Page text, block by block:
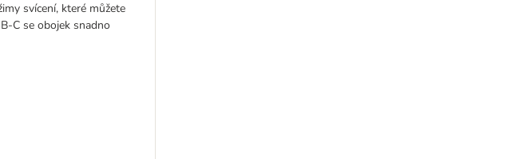
svícení, které můžete
C se obojek snadno